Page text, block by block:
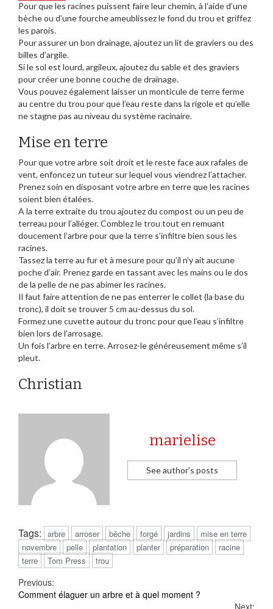
Pour que les racines puissent faire leur chemin, à l’aide d’une
bèche ou d’une fourche ameublissez le fond du trou et griffez
les parois.
Pour assurer un bon drainage, ajoutez un lit de graviers ou des
billes d’argile.
Si le sol est lourd, argileux, ajoutez du sable et des graviers
pour créer une bonne couche de drainage.
Vous pouvez également laisser un monticule de terre ferme
au centre du trou pour que l’eau reste dans la rigole et qu’elle
ne stagne pas au niveau du système racinaire.
Mise en terre
Pour que votre arbre soit droit et le reste face aux rafales de
vent, enfoncez un tuteur sur lequel vous viendrez l’attacher.
Prenez soin en disposant votre arbre en terre que les racines
soient bien étalées.
A la terre extraite du trou ajoutez du compost ou un peu de
terreau pour l’alléger. Comblez le trou tout en remuant
doucement l’arbre pour que la terre s’infiltre bien sous les
racines.
Tassez la terre au fur et à mesure pour qu’il n’y ait aucune
poche d’air. Prenez garde en tassant avec les mains ou le dos
de la pelle de ne pas abimer les racines.
Il faut faire attention de ne pas enterrer le collet (la base du
tronc), il doit se trouver 5 cm au-dessus du sol.
Formez une cuvette autour du tronc pour que l’eau s’infiltre
bien lors de l’arrosage.
Un fois l’arbre en terre. Arrosez-le généreusement même s’il
pleut.
Christian
marielise
See author's posts
Tags: arbre arroser bêche forgé jardins
mise en terre
novembre
pelle plantation planter préparation
racine
terre
Tom Press trou
Continue
Previous:
Comment élaguer un arbre et à quel moment ?